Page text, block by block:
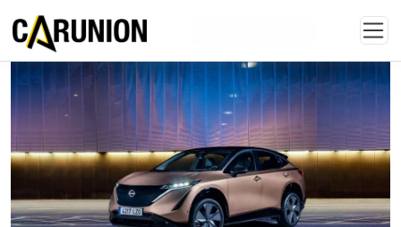
KONTAKT